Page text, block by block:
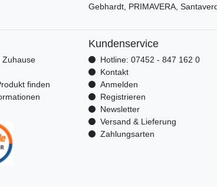
Gebhardt, PRIMAVERA,
Zuhause
finden
Kundenservice
Hotline: 07452 - 847 162 0
Kontakt
Anmelden
Registrieren
Newsletter
Versand & Lieferung
Zahlungsarten